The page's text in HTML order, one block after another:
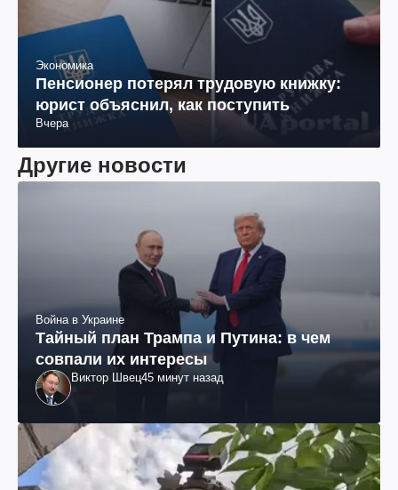
Экономика
Пенсионер потерял трудовую книжку:
юрист объяснил, как поступить
Вчера
Другие новости
Война в Украине
Тайный план Трампа и Путина: в чем
совпали их интересы
Виктор Швец45 минут назад